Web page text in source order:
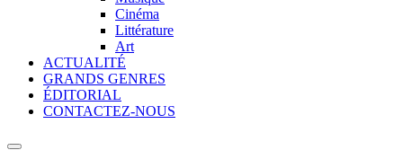
Cinéma
Littérature
Art
ACTUALITÉ
GRANDS GENRES
ÉDITORIAL
CONTACTEZ-NOUS